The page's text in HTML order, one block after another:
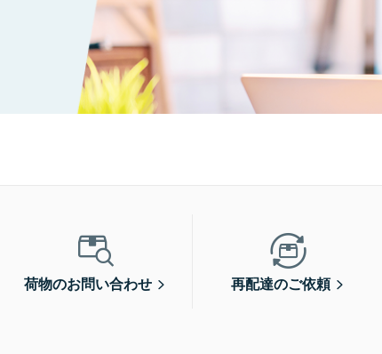
荷物のお問い合わせ 再配達のご依頼